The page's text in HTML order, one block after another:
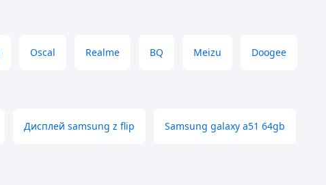
Oscal Realme BQ Meizu Doogee
Дисплей samsung z flip Samsung galaxy a51 64gb